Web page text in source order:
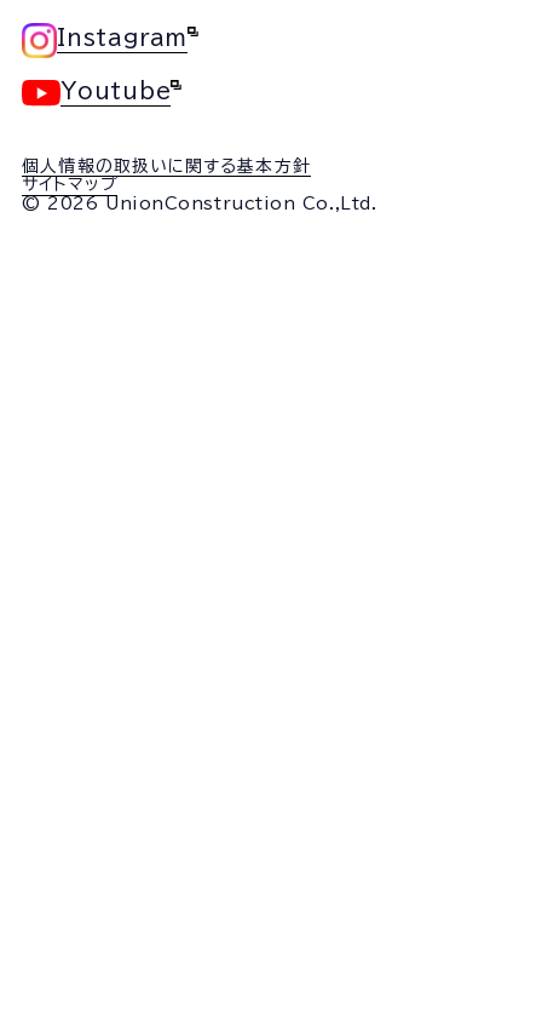
Instagram
Youtube
© 2026 UnionConstruction Co.,Ltd.
個人情報の取扱いに関する基本方針
サイトマップ